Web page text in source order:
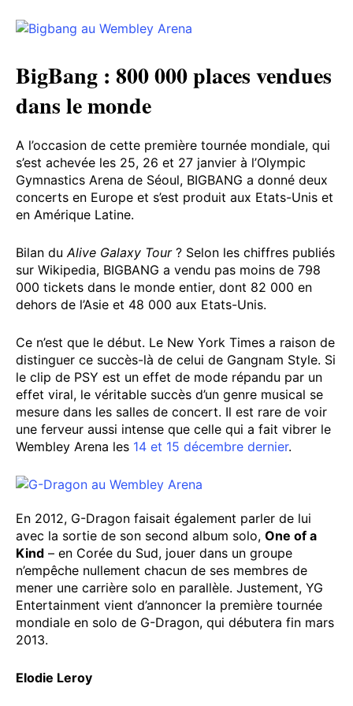
BigBang : 800 000 places vendues
dans le monde
A l’occasion de cette première tournée mondiale, qui
s’est achevée les 25, 26 et 27 janvier à l’Olympic
Gymnastics Arena de Séoul, BIGBANG a donné deux
concerts en Europe et s’est produit aux Etats-Unis et
en Amérique Latine.
Bilan duAlive Galaxy Tour ? Selon les chiffres publiés
sur Wikipedia, BIGBANG a vendu pas moins de 798
000 tickets dans le monde entier, dont 82 000 en
dehors de l’Asie et 48 000 aux Etats-Unis.
Ce n’est que le début. Le New York Times a raison de
distinguer ce succès-là de celui de Gangnam Style. Si
le clip de PSY est un effet de mode répandu par un
effet viral, le véritable succès d’un genre musical se
mesure dans les salles de concert. Il est rare de voir
une ferveur aussi intense que celle qui a fait vibrer le
Wembley Arena les 14 et 15 décembre dernier.
En 2012, G-Dragon faisait également parler de lui
avec la sortie de son second album solo, One of a
Kind – en Corée du Sud, jouer dans un groupe
n’empêche nullement chacun de ses membres de
mener une carrière solo en parallèle. Justement, YG
Entertainment vient d’annoncer la première tournée
mondiale en solo de G-Dragon, qui débutera fin mars
2013.
Elodie Leroy